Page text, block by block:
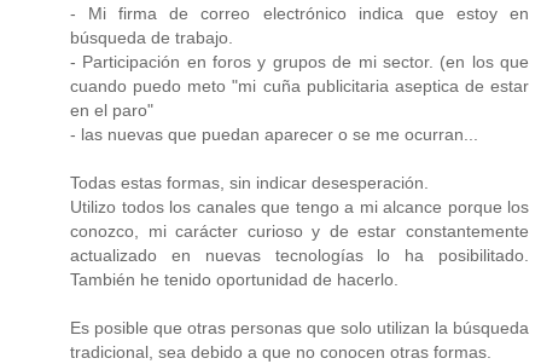
- Mi firma de correo electrónico indica que estoy en
búsqueda de trabajo.
- Participación en foros y grupos de mi sector. (en los que
cuando puedo meto "mi cuña publicitaria aseptica de estar
en el paro"
- las nuevas que puedan aparecer o se me ocurran...
Todas estas formas, sin indicar desesperación.
Utilizo todos los canales que tengo a mi alcance porque los
conozco, mi carácter curioso y de estar constantemente
actualizado en nuevas tecnologías lo ha posibilitado.
También he tenido oportunidad de hacerlo.
Es posible que otras personas que solo utilizan la búsqueda
tradicional, sea debido a que no conocen otras formas.